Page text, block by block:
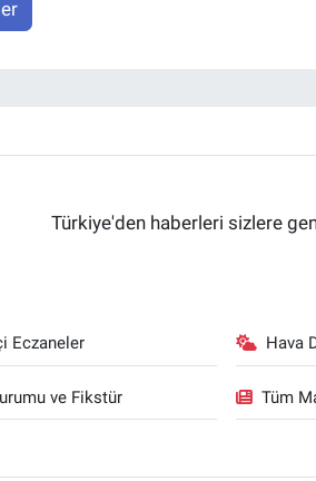
Türkiye'den haberleri sizlere
Eczaneler Hava
ve Fikstür Tüm